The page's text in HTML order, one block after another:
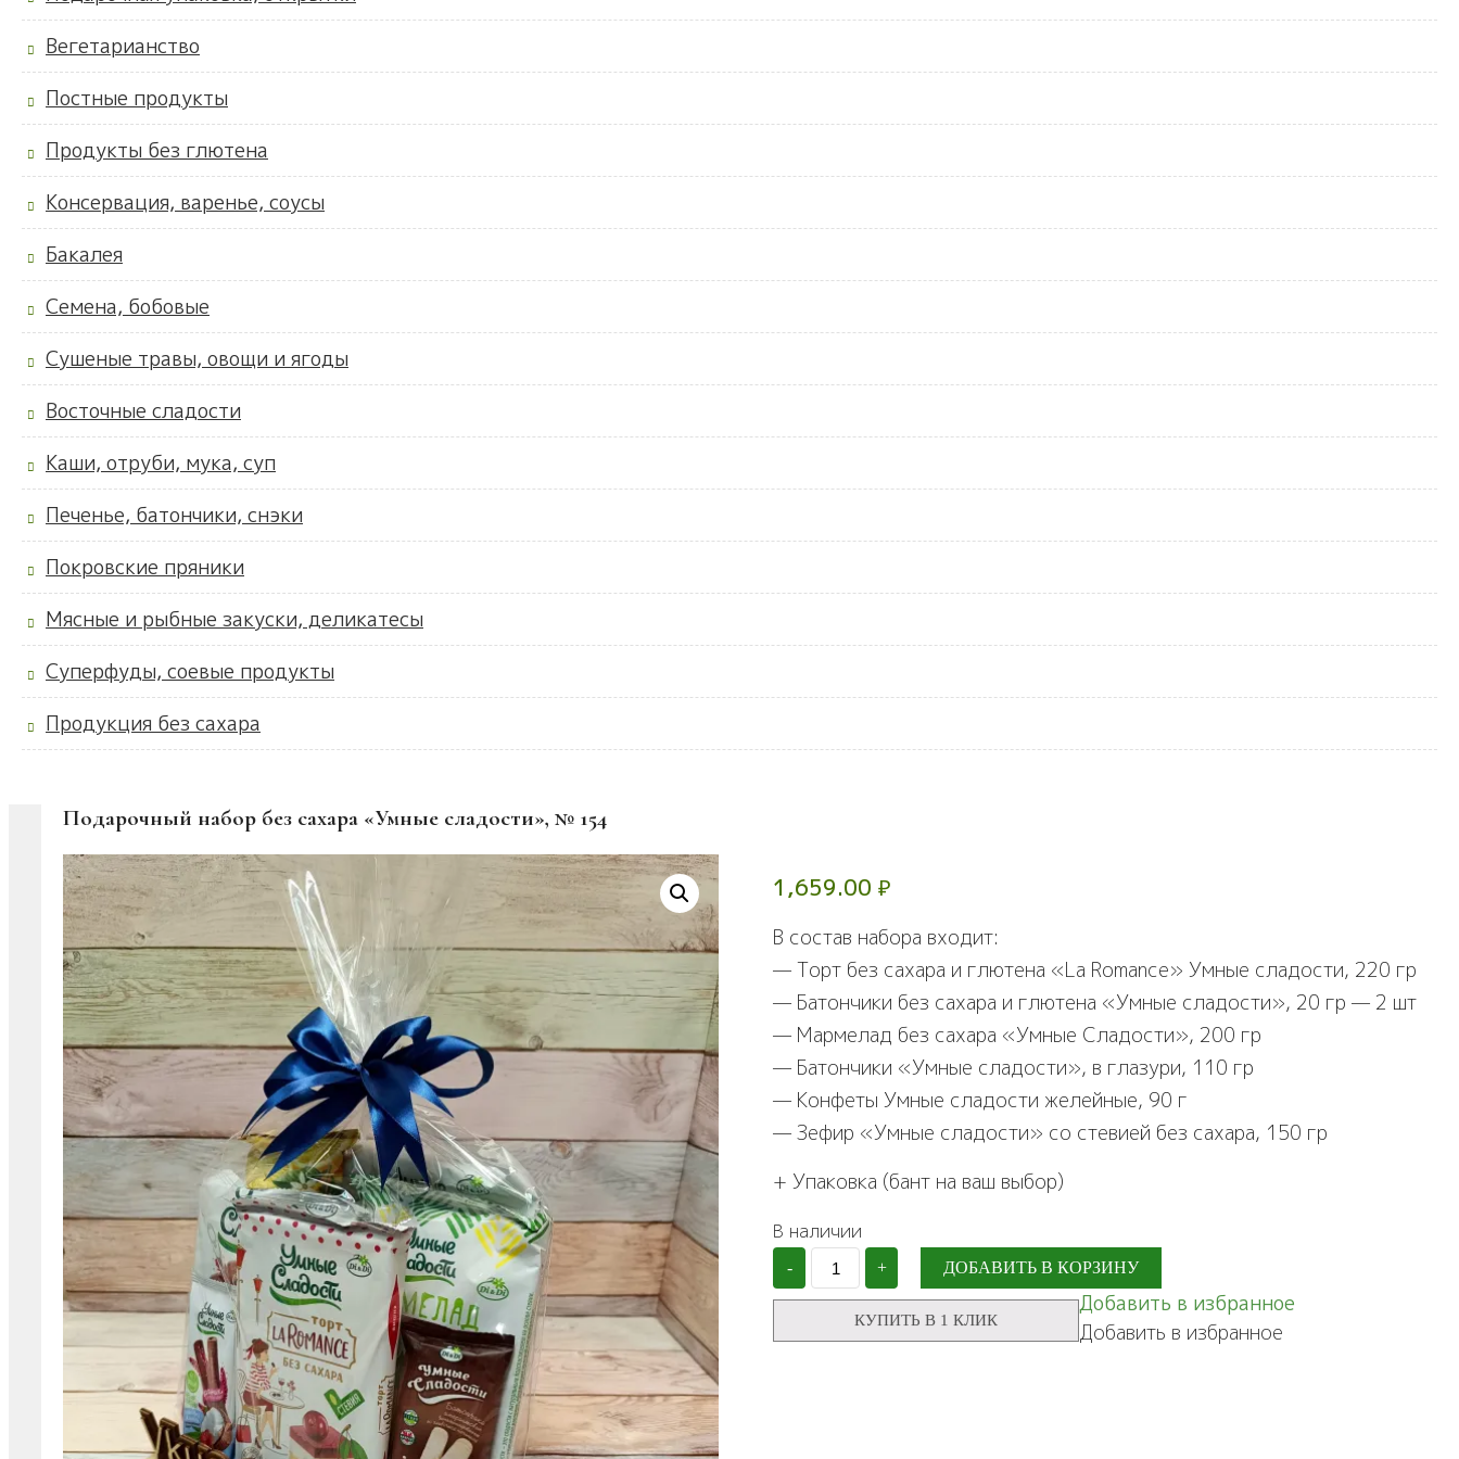
Вегетарианство
Постные продукты
Продукты без глютена
Консервация, варенье, соусы
Бакалея
Семена, бобовые
Сушеные травы, овощи и ягоды
Восточные сладости
Каши, отруби, мука, суп
Печенье, батончики, снэки
Покровские пряники
Мясные и рыбные закуски, деликатесы
Суперфуды, соевые продукты
Продукция без сахара
Подарочный набор без сахара «Умные сладости», № 154
1,659.00₽
В состав набора входит:
— Торт без сахара и глютена «La Romance» Умные сладости, 220 гр
— Батончики без сахара и глютена «Умные сладости», 20 гр — 2 шт
— Мармелад без сахара «Умные Сладости», 200 гр
— Батончики «Умные сладости», в глазури, 110 гр
— Конфеты Умные сладости желейные, 90 г
— Зефир «Умные сладости» со стевией без сахара, 150 гр
+ Упаковка (бант на ваш выбор)
В наличии
- Количество
Подарочный
набор
сахара
+ ДОБАВИТЬ В КОРЗИНУ
КУПИТЬ В 1 КЛИК
Добавить в избранное
Добавить в избранное